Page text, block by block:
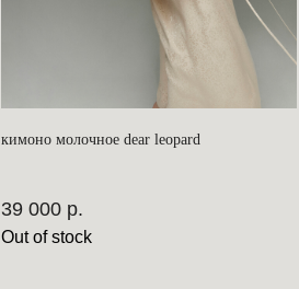
кимоно молочное dear leopard
39 000 р.
Out of stock